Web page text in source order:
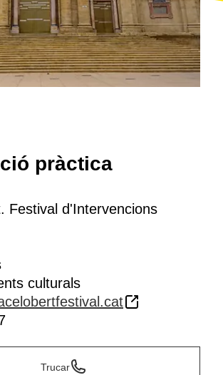
pràctica
Festival d'Intervencions
culturals
Trucar